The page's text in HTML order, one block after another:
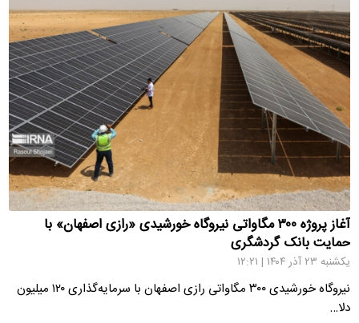
آغاز پروژه ۳۰۰ مگاواتی نیروگاه خورشیدی «رازی اصفهان» با
حمایت بانک گردشگری
یکشنبه ۲۳ آذر ۱۴۰۴ | ۱۲:۲۱
نیروگاه خورشیدی ۳۰۰ مگاواتی رازی اصفهان با سرمایه‌گذاری ۱۲۰ میلیون
دلا…